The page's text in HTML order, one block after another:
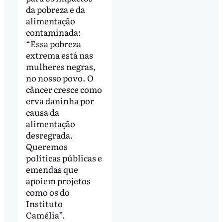
da pobreza e da
alimentação
contaminada:
“Essa pobreza
extrema está nas
mulheres negras,
no nosso povo. O
câncer cresce como
erva daninha por
causa da
alimentação
desregrada.
Queremos
políticas públicas e
emendas que
apoiem projetos
como os do
Instituto
Camélia”.